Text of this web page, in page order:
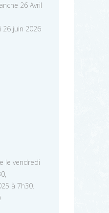
26 Avril
26 juin 2026
le vendredi
à 7h30.